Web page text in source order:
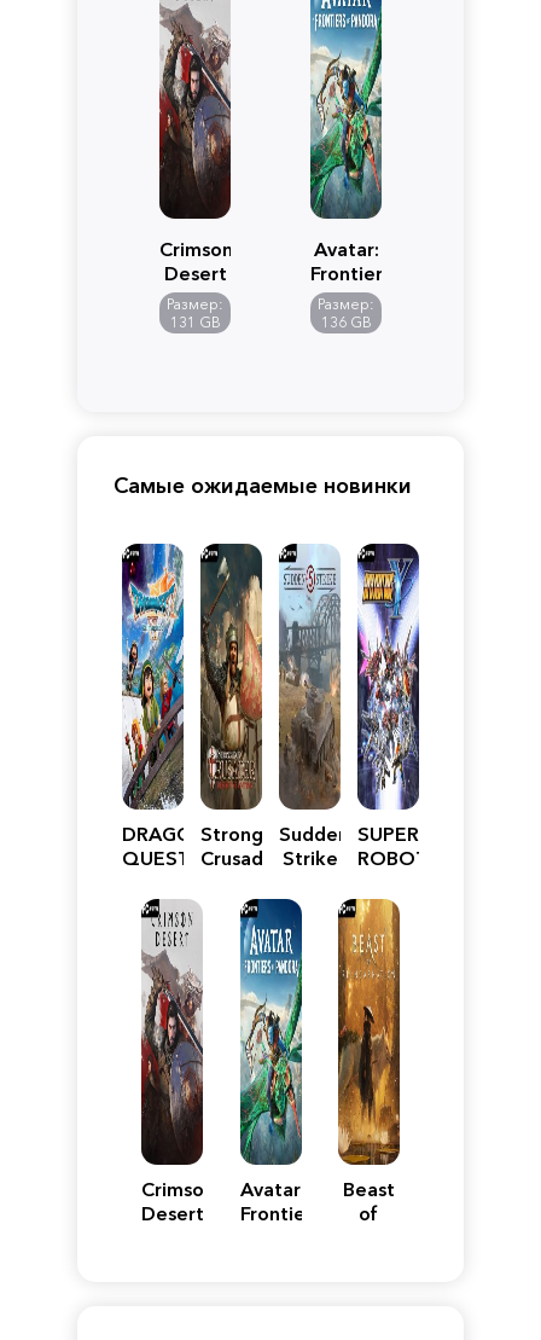
Crimson
Desert
Размер:
131 GB
Avatar:
Frontiers
of
Pandora
Размер:
136 GB
Самые ожидаемые новинки
DRAGON
QUEST
Reimagined
Stronghold
Crusader:
Edition
Sudden
Strike
SUPER
ROBOT
Y
Crimson
Desert
Avatar:
Frontiers
Beast
of